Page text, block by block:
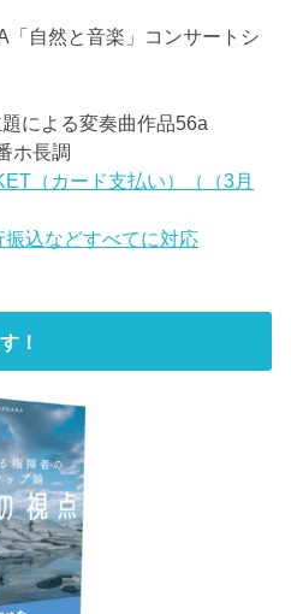
「自然と音楽」コンサートシ
による変奏曲作品56a
ホ長調
（カード支払い）（（3月
振込などすべてに対応
！